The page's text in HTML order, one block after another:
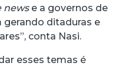
newse a governos de
gerando ditaduras e
conta Nasi.
esses temas é